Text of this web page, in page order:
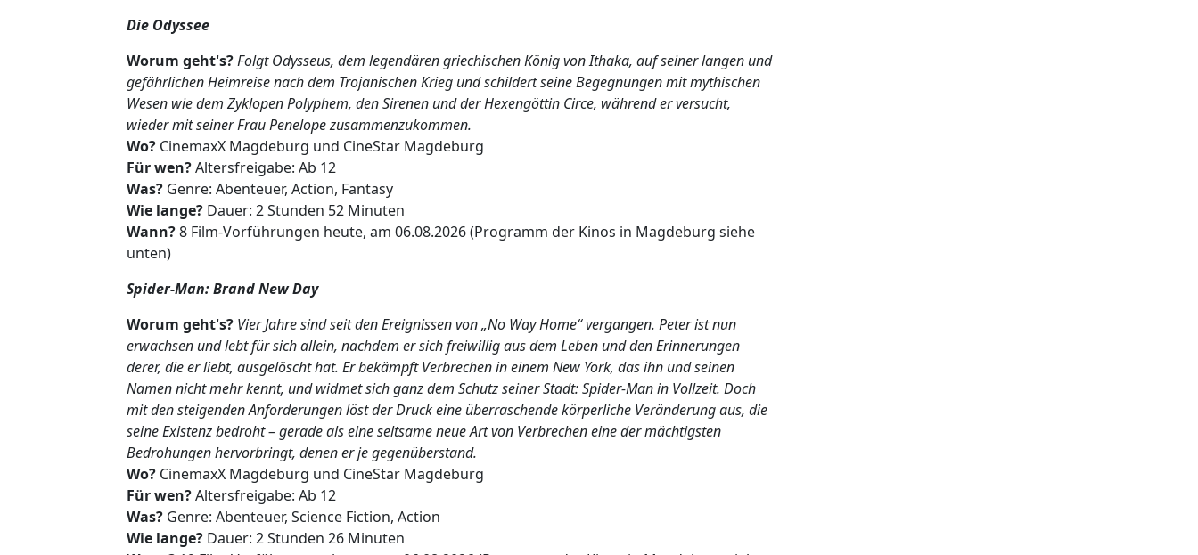
Die Odyssee
Worum geht's?Folgt Odysseus, dem legendären griechischen König von Ithaka, auf seiner langen und
gefährlichen Heimreise nach dem Trojanischen Krieg und schildert seine Begegnungen mit mythischen
Wesen wie dem Zyklopen Polyphem, den Sirenen und der Hexengöttin Circe, während er versucht,
wieder mit seiner Frau Penelope zusammenzukommen.
Wo? CinemaxX Magdeburg und CineStar Magdeburg
Für wen?Altersfreigabe: Ab 12
Was? Genre: Abenteuer, Action, Fantasy
Wie lange? Dauer: 2 Stunden 52 Minuten
Wann?8 Film-Vorführungen heute, am 06.08.2026 (Programm der Kinos in Magdeburg siehe
unten)
Spider-Man: Brand New Day
Worum geht's? Vier Jahre sind seit den Ereignissen von „No Way Home“ vergangen. Peter ist nun
erwachsen und lebt für sich allein, nachdem er sich freiwillig aus dem Leben und den Erinnerungen
derer, die er liebt, ausgelöscht hat. Er bekämpft Verbrechen in einem New York, das ihn und seinen
Namen nicht mehr kennt, und widmet sich ganz dem Schutz seiner Stadt: Spider-Man in Vollzeit. Doch
mit den steigenden Anforderungen löst der Druck eine überraschende körperliche Veränderung aus, die
seine Existenz bedroht – gerade als eine seltsame neue Art von Verbrechen eine der mächtigsten
Bedrohungen hervorbringt, denen er je gegenüberstand.
Wo? CinemaxX Magdeburg und CineStar Magdeburg
Für wen?Altersfreigabe: Ab 12
Was? Genre: Abenteuer, Science Fiction, Action
Wie lange? Dauer: 2 Stunden 26 Minuten